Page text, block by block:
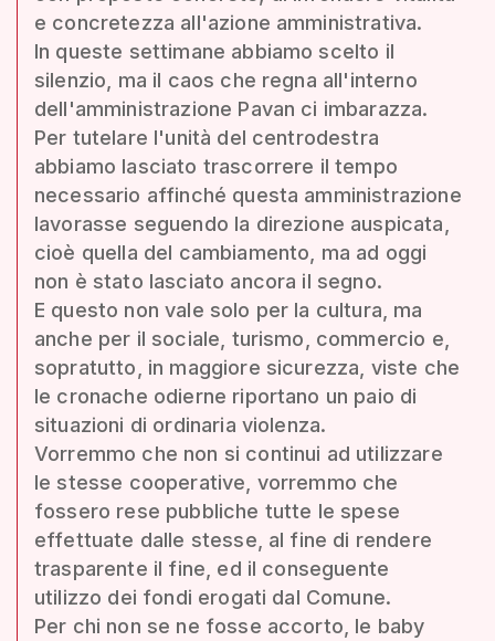
e concretezza all'azione amministrativa.
In queste settimane abbiamo scelto il
silenzio, ma il caos che regna all'interno
dell'amministrazione Pavan ci imbarazza.
Per tutelare l'unità del centrodestra
abbiamo lasciato trascorrere il tempo
necessario affinché questa amministrazione
lavorasse seguendo la direzione auspicata,
cioè quella del cambiamento, ma ad oggi
non è stato lasciato ancora il segno.
E questo non vale solo per la cultura, ma
anche per il sociale, turismo, commercio e,
sopratutto, in maggiore sicurezza, viste che
le cronache odierne riportano un paio di
situazioni di ordinaria violenza.
Vorremmo che non si continui ad utilizzare
le stesse cooperative, vorremmo che
fossero rese pubbliche tutte le spese
effettuate dalle stesse, al fine di rendere
trasparente il fine, ed il conseguente
utilizzo dei fondi erogati dal Comune.
Per chi non se ne fosse accorto, le baby